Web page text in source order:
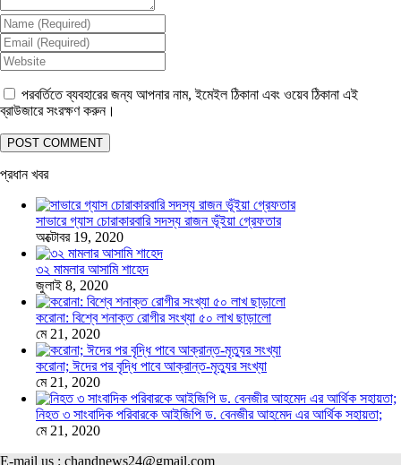
পরবর্তিতে ব্যবহারের জন্য আপনার নাম, ইমেইল ঠিকানা এবং ওয়েব ঠিকানা এই
ব্রাউজারে সংরক্ষণ করুন।
প্রধান খবর
সাভারে গ্যাস চোরাকারবারি সদস্য রাজন ভূঁইয়া গ্রেফতার
অক্টোবর 19, 2020
৩২ মামলার আসামি শাহেদ
জুলাই 8, 2020
করোনা: বিশ্বে শনাক্ত রোগীর সংখ্যা ৫০ লাখ ছাড়ালো
মে 21, 2020
করোনা; ঈদের পর বৃদ্ধি পাবে আক্রান্ত-মৃত্যুর সংখ্যা
মে 21, 2020
নিহত ৩ সাংবাদিক পরিবারকে আইজিপি ড. বেনজীর আহমেদ এর আর্থিক সহায়তা;
মে 21, 2020
E-mail us : chandnews24@gmail.com